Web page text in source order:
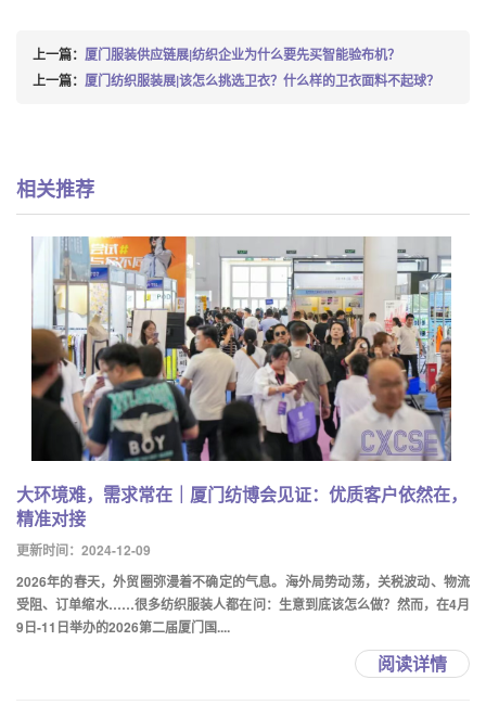
上一篇： 厦门服装供应链展|纺织企业为什么要先买智能验布机？
上一篇： 厦门纺织服装展|该怎么挑选卫衣？什么样的卫衣面料不起球？
相关推荐
大环境难，需求常在｜厦门纺博会见证：优质客户依然在，
精准对接
更新时间：2024-12-09
2026年的春天，外贸圈弥漫着不确定的气息。海外局势动荡，关税波动、物流
受阻、订单缩水……很多纺织服装人都在问：生意到底该怎么做？然而，在4月
9日-11日举办的2026第二届厦门国....
阅读详情